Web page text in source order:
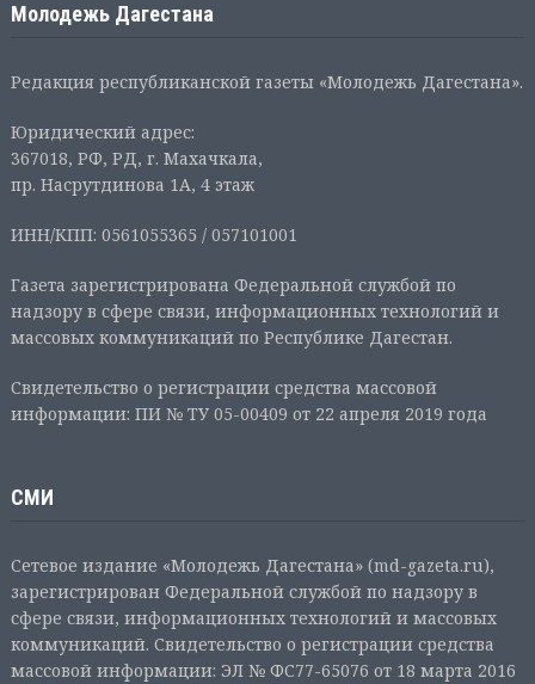
Молодежь Дагестана
Редакция республиканской газеты «Молодежь Дагестана».
Юридический адрес:
367018, РФ, РД, г. Махачкала,
пр. Насрутдинова 1А, 4 этаж
ИНН/КПП: 0561055365 / 057101001
Газета зарегистрирована Федеральной службой по
надзору в сфере связи, информационных технологий и
массовых коммуникаций по Республике Дагестан.
Свидетельство о регистрации средства массовой
информации: ПИ № ТУ 05-00409 от 22 апреля 2019 года
СМИ
Сетевое издание «Молодежь Дагестана» (md-gazeta.ru),
зарегистрирован Федеральной службой по надзору в
сфере связи, информационных технологий и массовых
коммуникаций. Свидетельство о регистрации средства
массовой информации: ЭЛ № ФС77-65076 от 18 марта 2016